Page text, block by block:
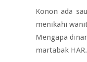
Konon ada
menikahi
Mengapa
martabak HAR.